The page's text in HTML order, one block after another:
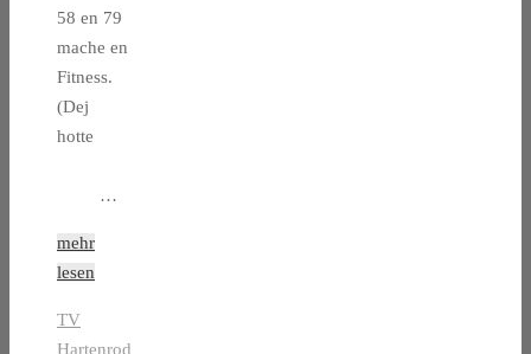
58 en 79
mache en
Fitness.
(Dej
hotte
…
mehr
lesen
TV
Hartenrod